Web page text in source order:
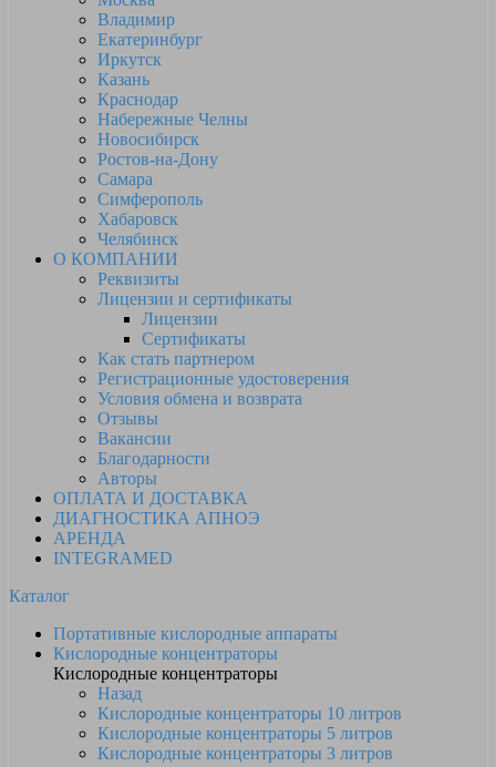
Владимир
Екатеринбург
Иркутск
Казань
Краснодар
Набережные Челны
Новосибирск
Ростов-на-Дону
Самара
Симферополь
Хабаровск
Челябинск
О КОМПАНИИ
Реквизиты
Лицензии и сертификаты
Лицензии
Сертификаты
Как стать партнером
Регистрационные удостоверения
Условия обмена и возврата
Отзывы
Вакансии
Благодарности
Авторы
ОПЛАТА И ДОСТАВКА
ДИАГНОСТИКА АПНОЭ
АРЕНДА
INTEGRAMED
Каталог
Портативные кислородные аппараты
Кислородные концентраторы
Кислородные концентраторы
Назад
Кислородные концентраторы 10 литров
Кислородные концентраторы 5 литров
Кислородные концентраторы 3 литров